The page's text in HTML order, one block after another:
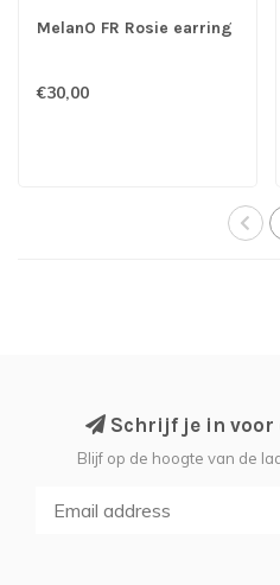
MelanO FR Rosie earring
€30,00
Schrijf je in voor
Blijf op de hoogte van de